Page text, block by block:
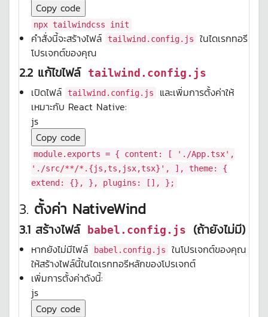
Copy code
npx tailwindcss init
คำสั่งนี้จะสร้างไฟล์ tailwind.config.js
ในไดเรกทอรี
โปรเจกต์ของคุณ
2.2 แก้ไขไฟล์ tailwind.config.js
เปิดไฟล์ tailwind.config.js
และเพิ่มการตั้งค่าให้
เหมาะกับ React Native:
js
Copy code
module. exports = { content : [ './App.tsx' ,
'./src/**/*.{js,ts,jsx,tsx}' , ], theme: {
extend : {}, }, plugins : [], };
3. ตั้งค่า NativeWind
3.1 สร้างไฟล์ babel.config.js (ถ้ายังไม่มี)
หากยังไม่มีไฟล์ babel.config.js
ในโปรเจกต์ของคุณ
ให้สร้างไฟล์นี้ในไดเรกทอรีหลักของโปรเจกต์
เพิ่มการตั้งค่าดังนี้:
js
Copy code